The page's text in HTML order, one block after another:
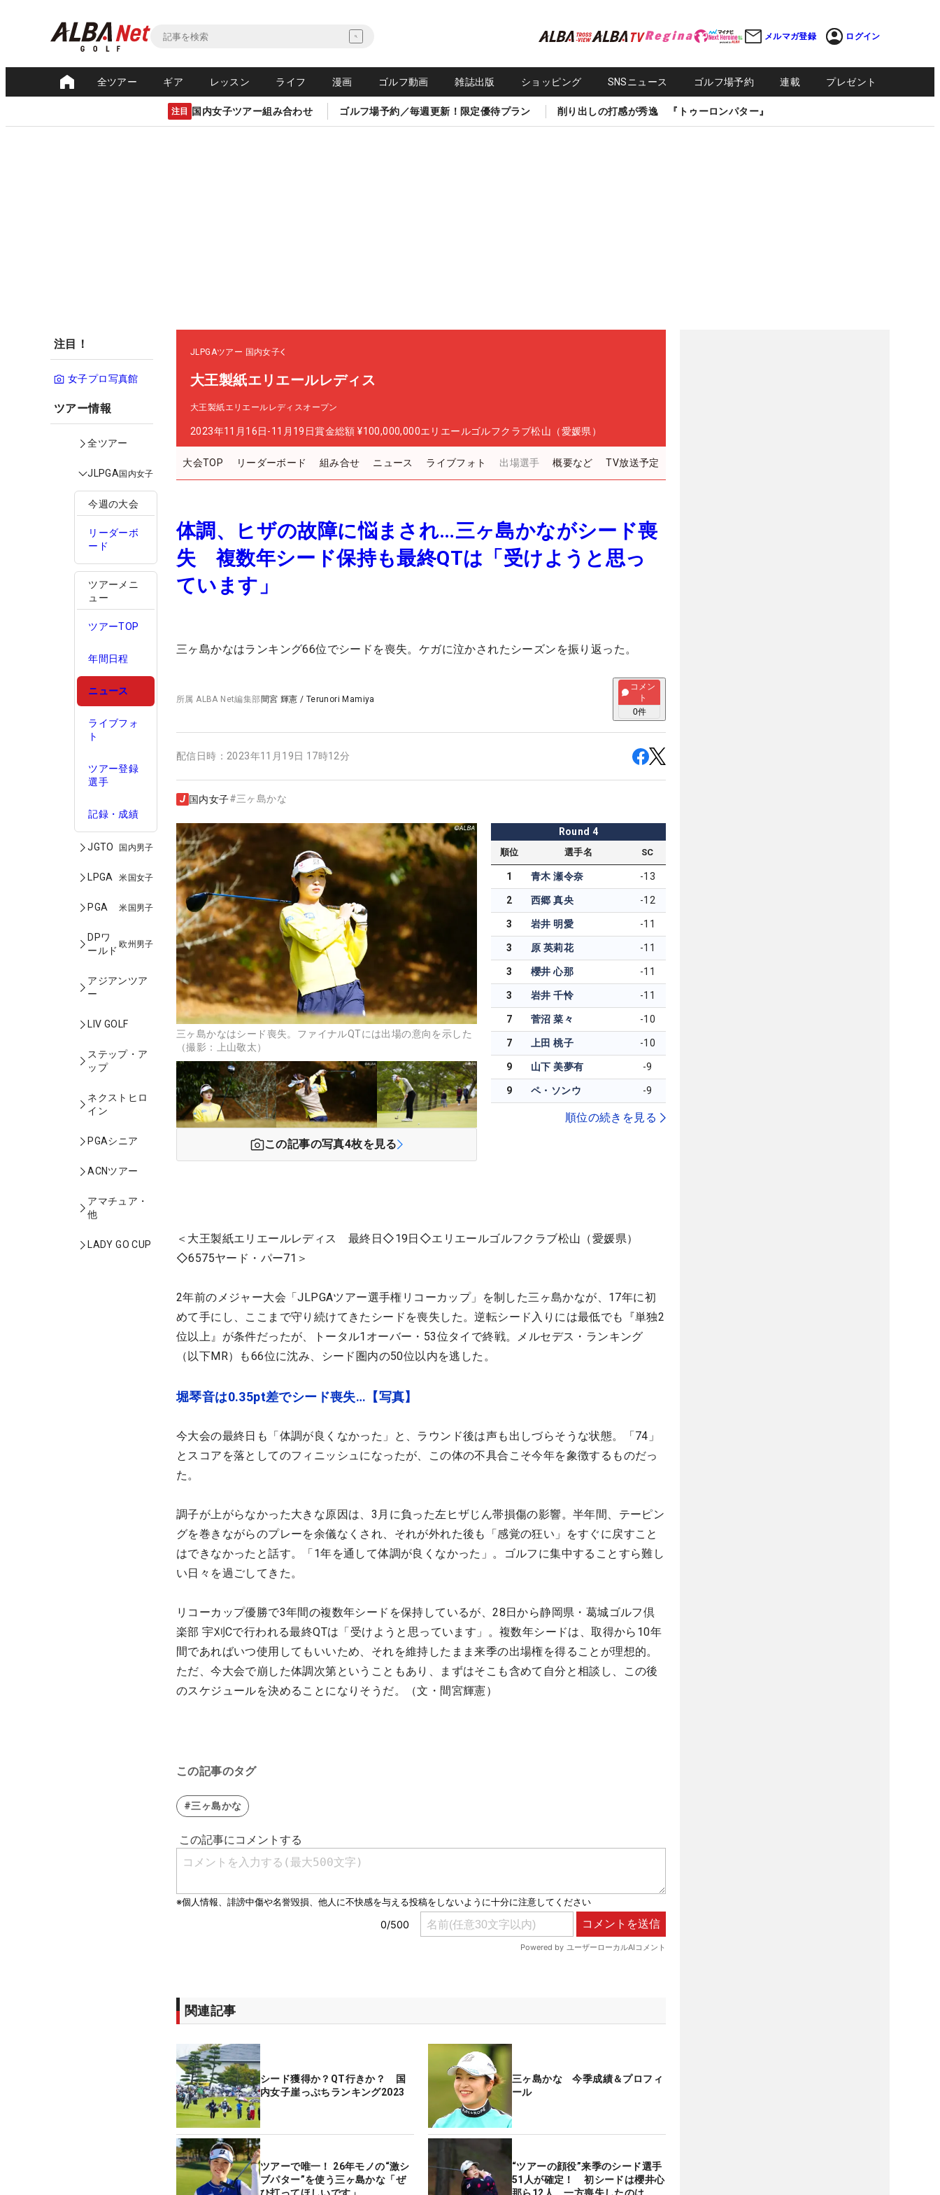
メルマガ登録 ログイン
全ツアー ギア レッスン ライフ 漫画 ゴルフ動画 雑誌出版 ショッピング SNSニュース ゴルフ場予約 連載 プレゼント
注目 国内女子ツアー組み合わせ ゴルフ場予約／毎週更新！限定優待プラン 削り出しの打感が秀逸 『トゥーロンパター』
注目！
女子プロ写真館
ツアー情報
全ツアー
JLPGA国内女子
今週の大会
リーダーボ
ード
ツアーメニ
ュー
ツアーTOP
年間日程
ニュース
ライブフォ
ト
ツアー登録
選手
記録・成績
JGTO 国内男子
LPGA 米国女子
PGA 米国男子
DPワ
ールド
欧州男子
アジアンツア
ー
LIV GOLF
ステップ・ア
ップ
ネクストヒロ
イン
PGAシニア
ACNツアー
アマチュア・
他
LADY GO CUP
JLPGAツアー 国内女子
大王製紙エリエールレディス
大王製紙エリエールレディスオープン
2023年11月16日-11月19日賞金総額 ¥100,000,000エリエールゴルフクラブ松山（愛媛県）
大会TOP リーダーボード 組み合せ ニュース ライブフォト 出場選手 概要など TV放送予定
体調、ヒザの故障に悩まされ…三ヶ島かながシード喪
失 複数年シード保持も最終QTは「受けようと思っ
ています」
三ヶ島かなはランキング66位でシードを喪失。ケガに泣かされたシーズンを振り返った。
所属ALBA Net編集部間宮 輝憲 / Terunori Mamiya
コメン
ト
0件
配信日時： 2023年11月19日 17時12分
国内女子#三ヶ島かな
三ヶ島かなはシード喪失。ファイナルQTには出場の意向を示した
（撮影：上山敬太）
この記事の写真4枚を見る
Round 4
順位 選手名 SC
1 青木 瀬令奈 -13
2 西郷 真央 -12
3 岩井 明愛 -11
3 原 英莉花 -11
3 櫻井 心那 -11
3 岩井 千怜 -11
7 菅沼 菜々 -10
7 上田 桃子 -10
9 山下 美夢有 -9
9 ペ・ソンウ -9
順位の続きを見る
＜大王製紙エリエールレディス 最終日◇19日◇エリエールゴルフクラブ松山（愛媛県）
◇6575ヤード・パー71＞
2年前のメジャー大会「JLPGAツアー選手権リコーカップ」を制した三ヶ島かなが、17年に初
めて手にし、ここまで守り続けてきたシードを喪失した。逆転シード入りには最低でも『単独2
位以上』が条件だったが、トータル1オーバー・53位タイで終戦。メルセデス・ランキング
（以下MR）も66位に沈み、シード圏内の50位以内を逃した。
堀琴音は0.35pt差でシード喪失…【写真】
今大会の最終日も「体調が良くなかった」と、ラウンド後は声も出しづらそうな状態。「74」
とスコアを落としてのフィニッシュになったが、この体の不具合こそ今年を象徴するものだっ
た。
調子が上がらなかった大きな原因は、3月に負った左ヒザじん帯損傷の影響。半年間、テーピン
グを巻きながらのプレーを余儀なくされ、それが外れた後も「感覚の狂い」をすぐに戻すこと
はできなかったと話す。「1年を通して体調が良くなかった」。ゴルフに集中することすら難し
い日々を過ごしてきた。
リコーカップ優勝で3年間の複数年シードを保持しているが、28日から静岡県・葛城ゴルフ倶
楽部 宇刈Cで行われる最終QTは「受けようと思っています」。複数年シードは、取得から10年
間であればいつ使用してもいいため、それを維持したまま来季の出場権を得ることが理想的。
ただ、今大会で崩した体調次第ということもあり、まずはそこも含めて自分と相談し、この後
のスケジュールを決めることになりそうだ。（文・間宮輝憲）
この記事のタグ
#三ヶ島かな
関連記事
シード獲得か？QT行きか？ 国
内女子崖っぷちランキング2023
三ヶ島かな 今季成績＆プロフィ
ール
ツアーで唯一！ 26年モノの“激シ
ブパター”を使う三ヶ島かな「ぜ
“ツアーの顔役”来季のシード選手
51人が確定！ 初シードは櫻井心